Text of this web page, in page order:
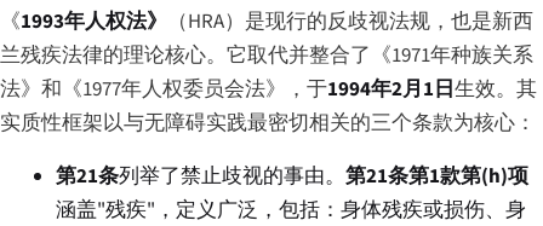
《1993年人权法》
（HRA）是现行的反歧视法规，也是新西
兰残疾法律的理论核心。它取代并整合了《1971年种族关系
法》和《1977年人权委员会法》，于1994年2月1日生效。其
实质性框架以与无障碍实践最密切相关的三个条款为核心：
第21条列举了禁止歧视的事由。第21条第1款第(h)项
涵盖"残疾"，定义广泛，包括：身体残疾或损伤、身